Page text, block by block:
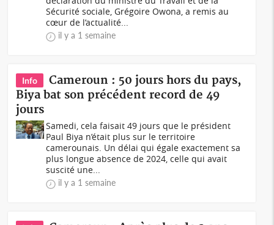
Sécurité sociale, Grégoire Owona, a remis au
cœur de l’actualité...
il y a 1 semaine
Info
Cameroun : 50 jours hors du pays,
Biya bat son précédent record de 49
jours
Samedi, cela faisait 49 jours que le président
Paul Biya n’était plus sur le territoire
camerounais. Un délai qui égale exactement sa
plus longue absence de 2024, celle qui avait
suscité une...
il y a 1 semaine